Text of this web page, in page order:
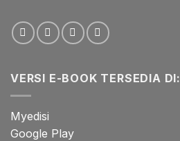
VERSI E-BOOK TERSEDIA DI:
Myedisi
Google Play